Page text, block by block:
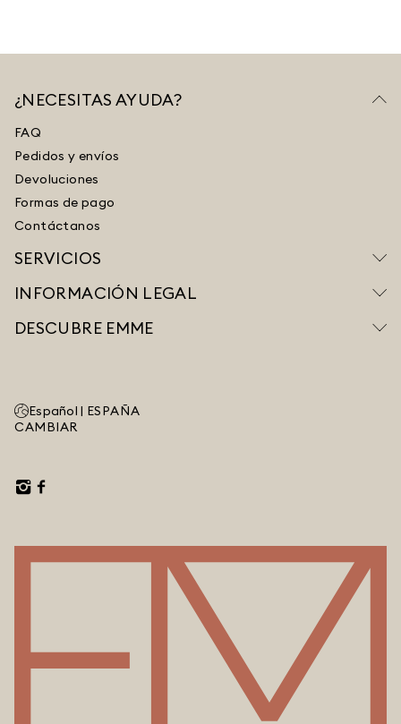
¿NECESITAS AYUDA?
FAQ
Pedidos y envíos
Devoluciones
Formas de pago
Contáctanos
SERVICIOS
INFORMACIÓN LEGAL
DESCUBRE EMME
Español | ESPAÑA
CAMBIAR